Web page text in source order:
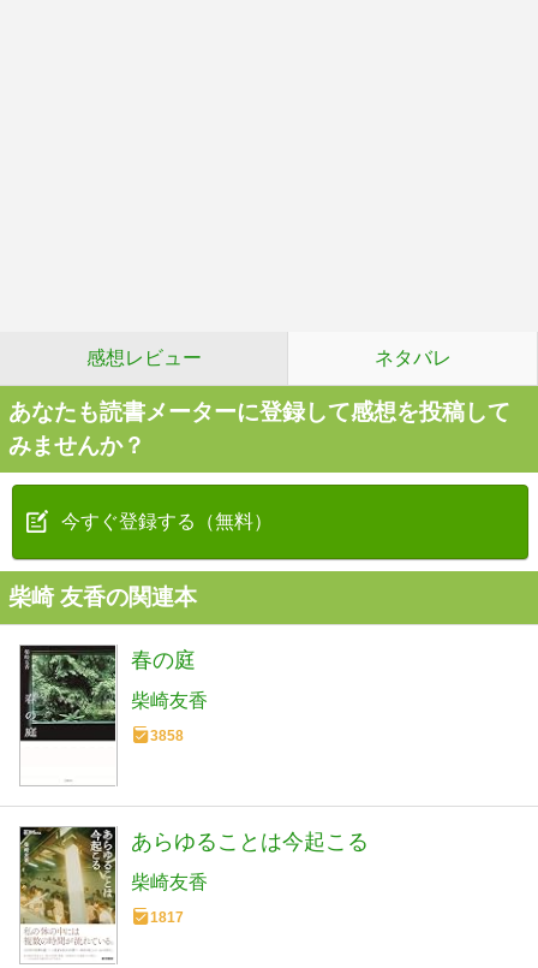
感想レビュー ネタバレ
あなたも読書メーターに登録して感想を投稿して
みませんか？
今すぐ登録する（無料）
柴崎 友香の関連本
春の庭
柴崎友香
3858
あらゆることは今起こる
柴崎友香
1817